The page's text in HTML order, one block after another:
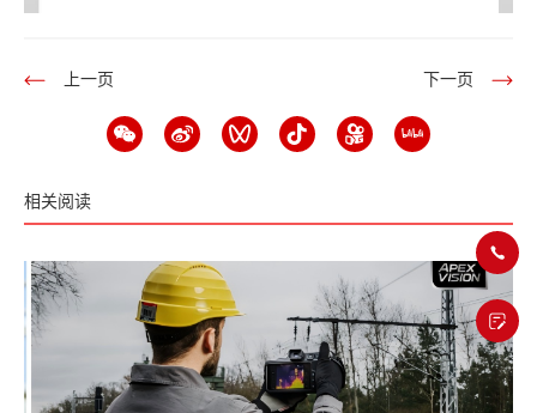
上一页 下一页
相关阅读